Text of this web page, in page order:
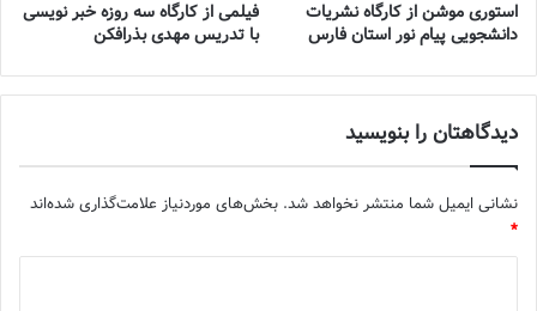
استوری موشن از کارگاه نشریات
دانشجویی پیام نور استان فارس
فیلمی از کارگاه سه روزه خبر نویسی
با تدریس مهدی بذرافکن
دیدگاهتان را بنویسید
نشانی ایمیل شما منتشر نخواهد شد. بخش‌های موردنیاز علامت‌گذاری شده‌اند
*